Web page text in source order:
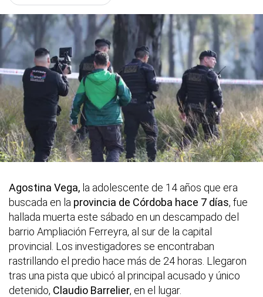
Agostina Vega, la adolescente de 14 años que era
buscada en la provincia de Córdoba hace 7 días, fue
hallada muerta este sábado en un descampado del
barrio Ampliación Ferreyra, al sur de la capital
provincial. Los investigadores se encontraban
rastrillando el predio hace más de 24 horas. Llegaron
tras una pista que ubicó al principal acusado y único
detenido, Claudio Barrelier, en el lugar.